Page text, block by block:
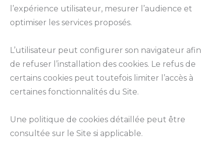
l’expérience utilisateur, mesurer l’audience et
optimiser les services proposés.
L’utilisateur peut configurer son navigateur afin
de refuser l’installation des cookies. Le refus de
certains cookies peut toutefois limiter l’accès à
certaines fonctionnalités du Site.
Une politique de cookies détaillée peut être
consultée sur le Site si applicable.